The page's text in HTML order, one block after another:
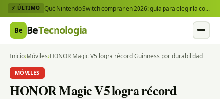
⚡ ÚLTIMO Qué Nintendo Switch comprar en 2026: guía para elegir la consola y los juegos que necesitas
Be BeTecnologia
Inicio›Móviles›HONOR Magic V5 logra récord Guinness por durabilidad
MÓVILES
HONOR Magic V5 logra récord